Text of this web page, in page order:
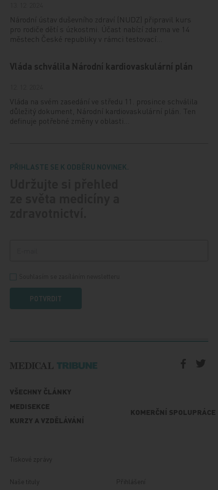
Národní ústav duševního zdraví (NUDZ) připravil kurs
pro rodiče dětí s úzkostmi. Účast nabízí zdarma ve 14
městech České republiky v rámci testovací…
Vláda schválila Národní kardiovaskulární plán
Vláda na svém zasedání ve středu 11. prosince schválila
důležitý dokument, Národní kardiovaskulární plán. Ten
definuje potřebné změny v oblasti…
PŘIHLASTE SE K ODBĚRU NOVINEK.
POTVRDIT
VŠECHNY ČLÁNKY
MEDISEKCE
KURZY A VZDĚLÁVÁNÍ
KOMERČNÍ SPOLUPRÁCE
Tiskové zprávy
Naše tituly
Přihlášení